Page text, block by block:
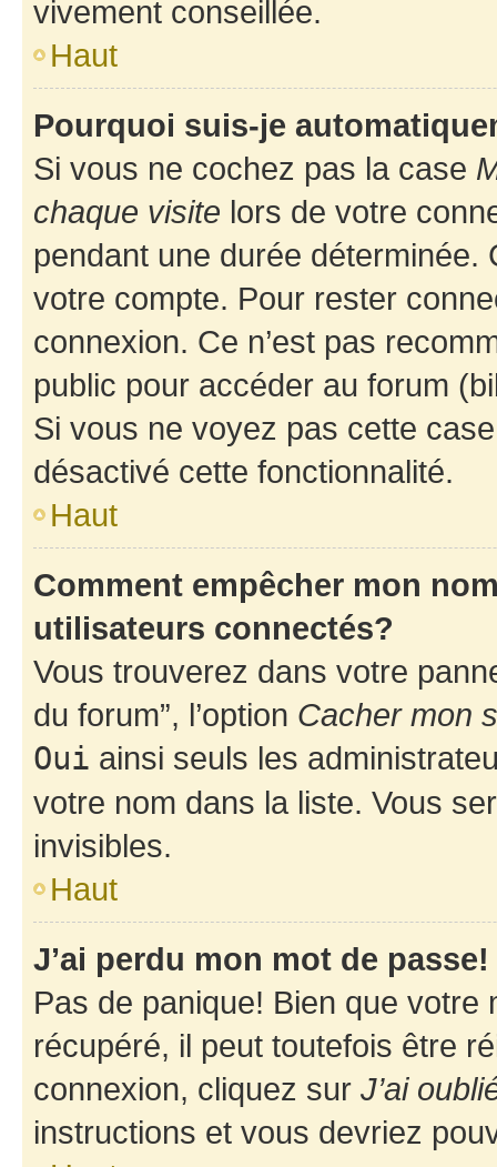
vivement conseillée.
Haut
Pourquoi suis-je
Si vous ne cochez pas la case
chaque visite lors de votre
pendant une durée déterminée.
votre compte. Pour rester
connexion. Ce n’est pas
public pour accéder au forum
Si vous ne voyez pas cette
désactivé cette fonctionnalité.
Haut
Comment empêcher mon
utilisateurs connectés?
Vous trouverez dans votre
du forum”, l’option Cacher mon
Oui ainsi seuls les
votre nom dans la liste. Vous
invisibles.
Haut
J’ai perdu mon mot de passe!
Pas de panique! Bien que
récupéré, il peut toutefois être
connexion, cliquez sur J’ai
instructions et vous devriez